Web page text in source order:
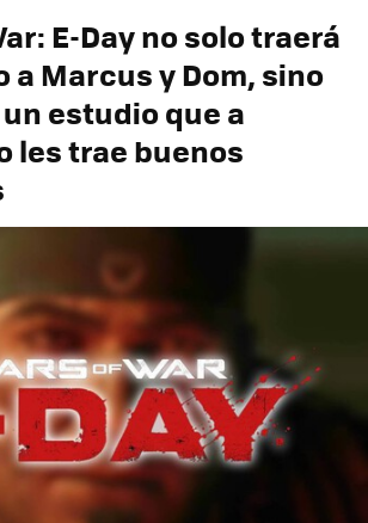
E-Day no solo traerá
a Marcus y Dom, sino
estudio que a
les trae buenos